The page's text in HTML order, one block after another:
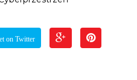
on Twitter